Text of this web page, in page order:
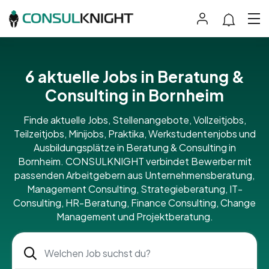
6 aktuelle Jobs in Beratung &
Consulting in Bornheim
Finde aktuelle Jobs, Stellenangebote, Vollzeitjobs,
Teilzeitjobs, Minijobs, Praktika, Werkstudentenjobs und
Ausbildungsplätze in Beratung & Consulting in
Bornheim. CONSULKNIGHT verbindet Bewerber mit
passenden Arbeitgebern aus Unternehmensberatung,
Management Consulting, Strategieberatung, IT-
Consulting, HR-Beratung, Finance Consulting, Change
Management und Projektberatung.